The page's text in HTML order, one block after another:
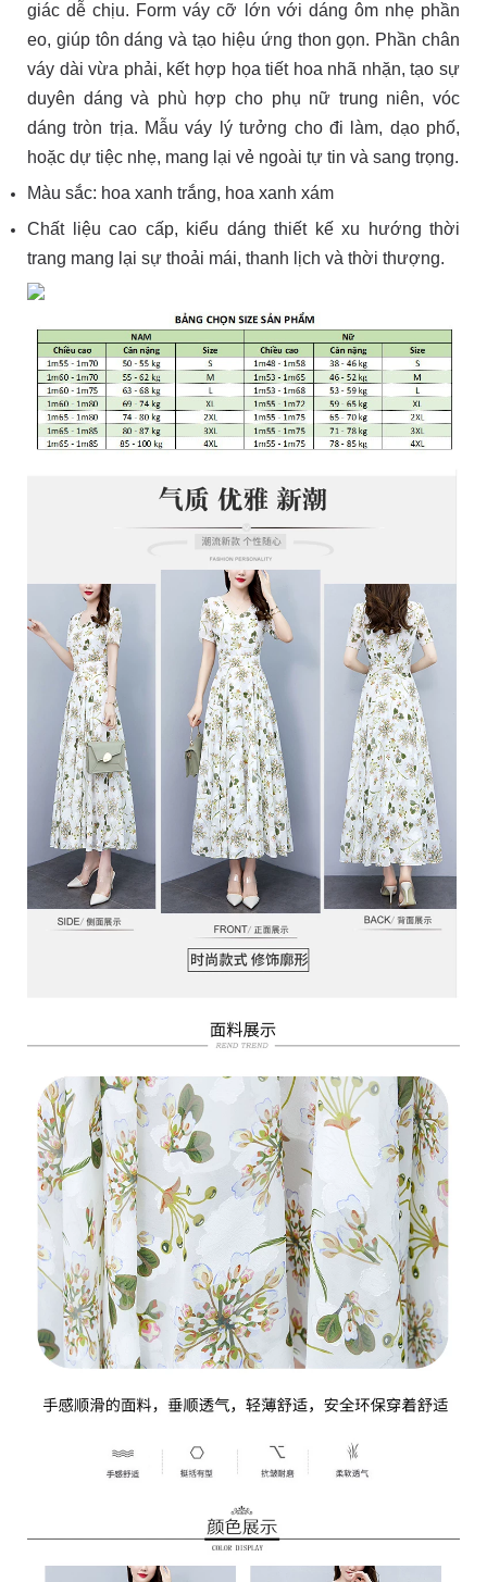
giác dễ chịu. Form váy cỡ lớn với dáng ôm nhẹ phần
eo, giúp tôn dáng và tạo hiệu ứng thon gọn. Phần chân
váy dài vừa phải, kết hợp họa tiết hoa nhã nhặn, tạo sự
duyên dáng và phù hợp cho phụ nữ trung niên, vóc
dáng tròn trịa. Mẫu váy lý tưởng cho đi làm, dạo phố,
hoặc dự tiệc nhẹ, mang lại vẻ ngoài tự tin và sang trọng.
Màu sắc: hoa xanh trắng, hoa xanh xám
Chất liệu cao cấp, kiểu dáng thiết kế xu hướng thời
trang mang lại sự thoải mái, thanh lịch và thời thượng.